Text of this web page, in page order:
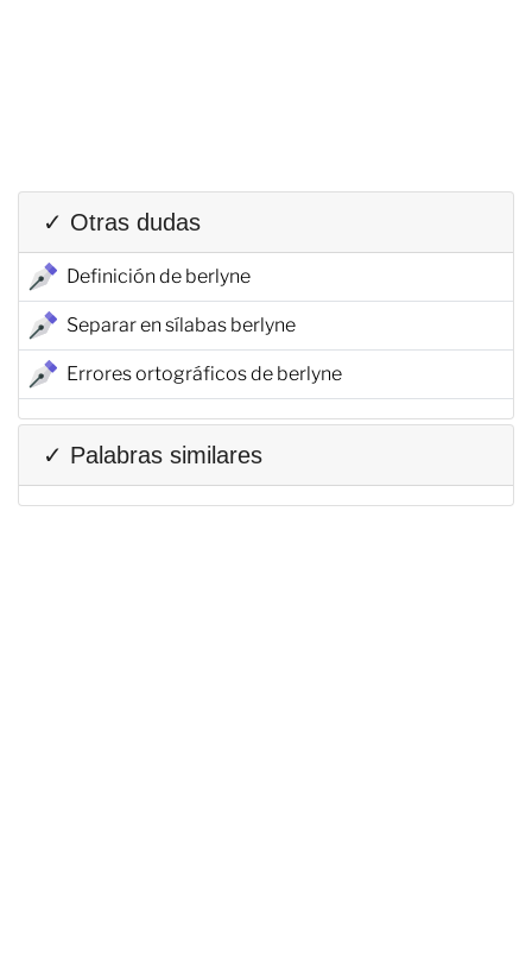
✓ Otras dudas
Definición de berlyne
Separar en sílabas berlyne
Errores ortográficos de berlyne
✓ Palabras similares